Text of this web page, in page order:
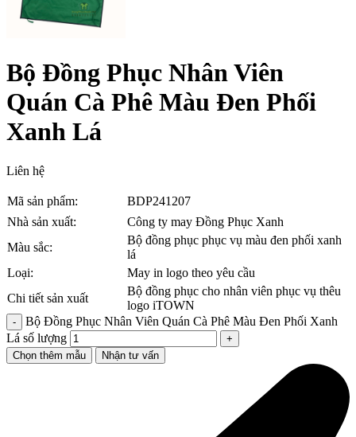
Bộ Đồng Phục Nhân Viên
Quán Cà Phê Màu Đen Phối
Xanh Lá
Liên hệ
Mã sản phẩm:
BDP241207
Nhà sản xuất:
Công ty may Đồng Phục Xanh
Màu sắc:
Bộ đồng phục phục vụ màu đen phối xanh
lá
Loại:
May in logo theo yêu cầu
Chi tiết sản xuất
Bộ đồng phục cho nhân viên phục vụ thêu
logo iTOWN
Bộ Đồng Phục Nhân Viên Quán Cà Phê Màu Đen Phối Xanh
Lá số lượng
Chọn thêm mẫu Nhận tư vấn